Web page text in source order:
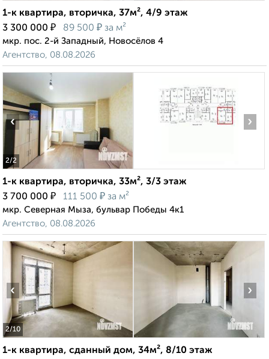
1-к квартира, вторичка, 37м², 4/9 этаж
3 300 000 ₽ 89 500 ₽ за м²
мкр. пос. 2-й Западный, Новосёлов 4
Агентство, 08.08.2026
2/2
‹ ›
1-к квартира, вторичка, 33м², 3/3 этаж
3 700 000 ₽ 111 500 ₽ за м²
мкр. Северная Мыза, бульвар Победы 4к1
Агентство, 08.08.2026
2/10
‹ ›
1-к квартира, сданный дом, 34м², 8/10 этаж